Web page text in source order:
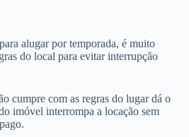
alugar por temporada, é muito
do local para evitar interrupção
cumpre com as regras do lugar dá o
imóvel interrompa a locação sem